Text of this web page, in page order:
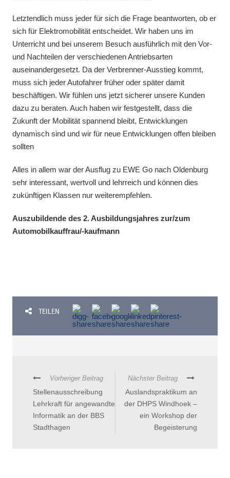
Letztendlich muss jeder für sich die Frage beantworten, ob er
sich für Elektromobilität entscheidet. Wir haben uns im
Unterricht und bei unserem Besuch ausführlich mit den Vor-
und Nachteilen der verschiedenen Antriebsarten
auseinandergesetzt. Da der Verbrenner-Ausstieg kommt,
muss sich jeder Autofahrer früher oder später damit
beschäftigen. Wir fühlen uns jetzt sicherer unsere Kunden
dazu zu beraten. Auch haben wir festgestellt, dass die
Zukunft der Mobilität spannend bleibt, Entwicklungen
dynamisch sind und wir für neue Entwicklungen offen bleiben
sollten
Alles in allem war der Ausflug zu EWE Go nach Oldenburg
sehr interessant, wertvoll und lehrreich und können dies
zukünftigen Klassen nur weiterempfehlen.
Auszubildende des 2. Ausbildungsjahres zur/zum
Automobilkauffrau/-kaufmann
TEILEN
Vorheriger Beitrag
Stellenausschreibung
Lehrkraft für angewandte
Informatik an der BBS
Stadthagen
Nächster Beitrag
Auslandspraktikum an
der DHPS Windhoek –
ein Workshop der
Begeisterung